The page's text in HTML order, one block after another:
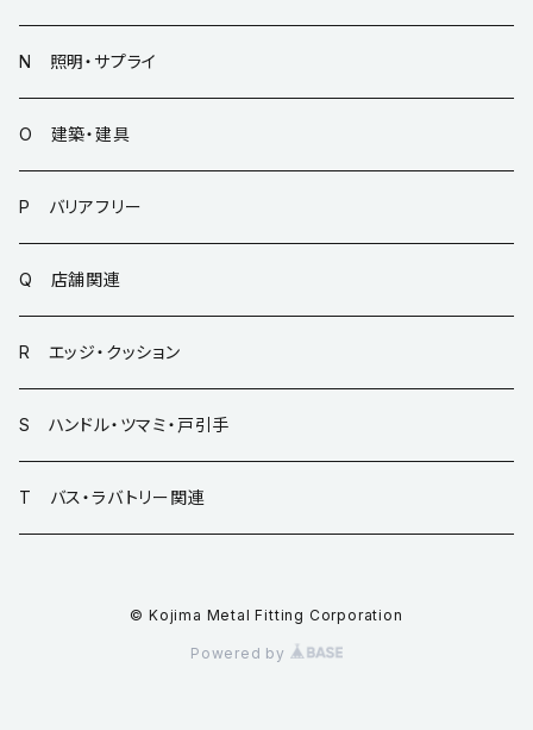
N 照明・サプライ
O 建築・建具
P バリアフリー
Q 店舗関連
R エッジ・クッション
S ハンドル・ツマミ・戸引手
T バス・ラバトリー関連
© Kojima Metal Fitting Corporation
Powered by